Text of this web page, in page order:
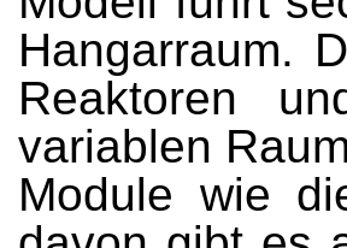
Hangarraum.
Reaktoren
variablen
Module wie